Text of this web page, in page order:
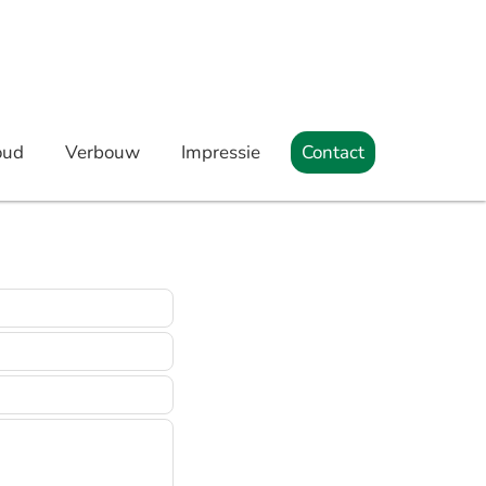
Verbouw Impressie Contact